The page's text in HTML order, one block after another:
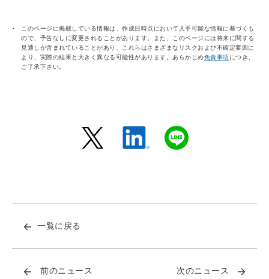
このページに掲載している情報は、作成日時点において入手可能な情報に基づくも
ので、予告なしに変更されることがあります。また、このページには将来に関する
見通しが含まれていることがあり、これらはさまざまなリスクおよび不確定要因に
より、実際の結果と大きく異なる可能性があります。あらかじめ免責事項につき、
ご了承下さい。
一覧に戻る
前のニュース 次のニュース